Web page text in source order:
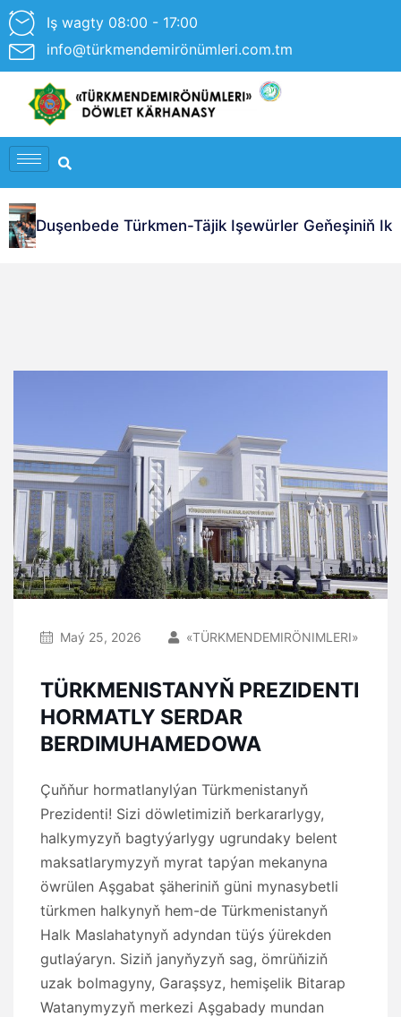
Iş wagty 08:00 - 17:00
info@türkmendemirönümleri.com.tm
Duşenbede Türkmen-Täjik Işewürler Geňeşiniň
Maý 25, 2026 «TÜRKMENDEMIRÖNIMLERI»
TÜRKMENISTANYŇ PREZIDENTI
HORMATLY SERDAR
BERDIMUHAMEDOWA
Çuňňur hormatlanylýan Türkmenistanyň
Prezidenti! Sizi döwletimiziň berkararlygy,
halkymyzyň bagtyýarlygy ugrundaky belent
maksatlarymyzyň myrat tapýan mekanyna
öwrülen Aşgabat şäheriniň güni mynasybetli
türkmen halkynyň hem-de Türkmenistanyň
Halk Maslahatynyň adyndan tüýs ýürekden
gutlaýaryn. Siziň janyňyzyň sag, ömrüňiziň
uzak bolmagyny, Garaşsyz, hemişelik Bitarap
Watanymyzyň merkezi Aşgabady mundan